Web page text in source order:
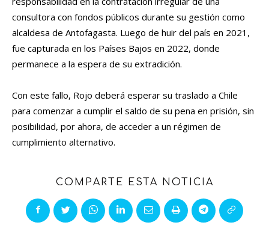
consultora con fondos públicos durante su gestión como
alcaldesa de Antofagasta. Luego de huir del país en 2021,
fue capturada en los Países Bajos en 2022, donde
permanece a la espera de su extradición.
Con este fallo, Rojo deberá esperar su traslado a Chile
para comenzar a cumplir el saldo de su pena en prisión, sin
posibilidad, por ahora, de acceder a un régimen de
cumplimiento alternativo.
COMPARTE ESTA NOTICIA